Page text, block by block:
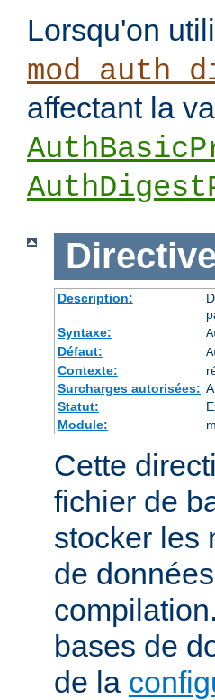
Lorsqu'on
affectant la
Directive
Description:
Syntaxe:
Défaut:
Contexte:
Surcharges autorisées:
Statut:
Module:
Cette
fichier de
stocker les
de
bases de
de la